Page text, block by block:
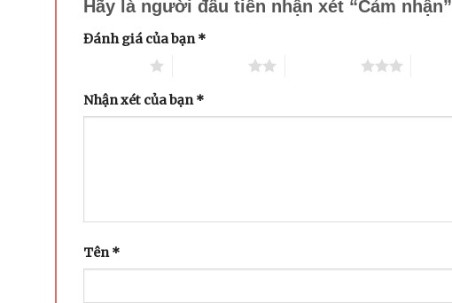
Hãy là người đầu tiên nhận xét “Cảm nhận”
Đánh giá của bạn*
Nhận xét của bạn*
Tên*